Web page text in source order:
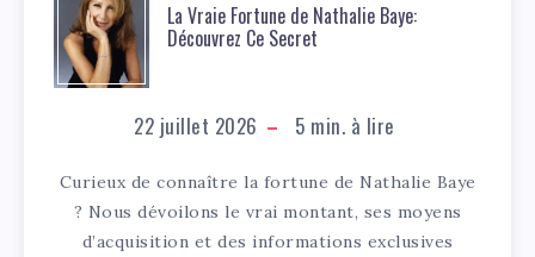
La Vraie Fortune de Nathalie Baye:
Découvrez Ce Secret
22 juillet 2026 5 min. à lire
Curieux de connaître la fortune de Nathalie Baye
? Nous dévoilons le vrai montant, ses moyens
d’acquisition et des informations exclusives